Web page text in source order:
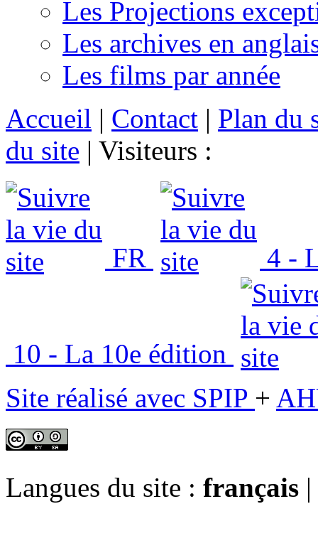
Les Projections
Les archives en
Les films par année
Accueil | Contact | Plan du
du site | Visiteurs :
FR 4 -
10 - La 10e édition
Site réalisé avec SPIP +
Langues du site : français |